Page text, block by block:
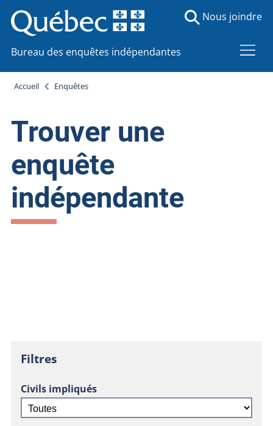
Bureau des enquêtes indépendantes
Nous joindre
Accueil Enquêtes
Trouver une
enquête
indépendante
Filtres
Civils impliqués